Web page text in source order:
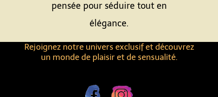
Rejoignez notre univers exclusif et découvrez
un monde de plaisir et de sensualité.
pensée pour séduire tout en
élégance.